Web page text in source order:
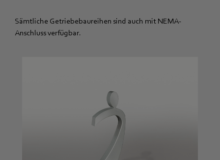
Sämtliche Getriebebaureihen sind auch mit NEMA-
Anschluss verfügbar.